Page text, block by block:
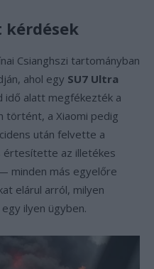
kérdések
Csianghszi tartományban
ahol egy SU7 Ultra
idő alatt megfékezték a
történt, a Xiaomi pedig
után felvette a
értesítette az illetékes
minden más egyelőre
elárul arról, milyen
ilyen ügyben.